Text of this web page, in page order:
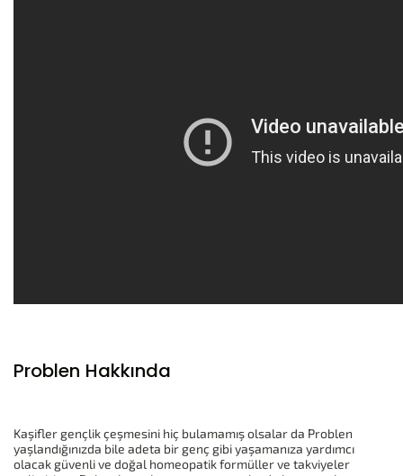
Problen Hakkında
Kaşifler gençlik çeşmesini hiç bulamamış olsalar da Problen
yaşlandığınızda bile adeta bir genç gibi yaşamanıza yardımcı
olacak güvenli ve doğal homeopatik formüller ve takviyeler